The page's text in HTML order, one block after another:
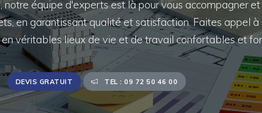
notre équipe d'experts est là pour vous accompagner
en garantissant qualité et satisfaction. Faites appel à
véritables lieux de vie et de travail confortables et
DEVIS GRATUIT TEL : 09 72 50 46 00